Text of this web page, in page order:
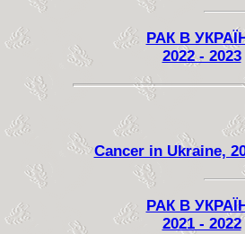
РАК В
2022 - 2023
Cancer in Ukraine,
РАК В
2021 - 2022